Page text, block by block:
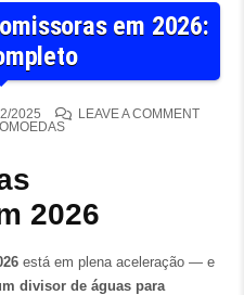
em 2026:
2025 LEAVE A COMMENTON 10
IN
2026
está em plena aceleração — e
divisor de águas para